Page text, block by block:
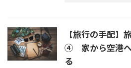
【旅行の手配】
④ 家から空港へ
る